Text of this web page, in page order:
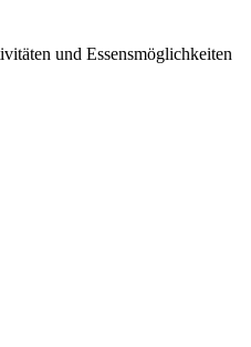
und Essensmöglichkeiten